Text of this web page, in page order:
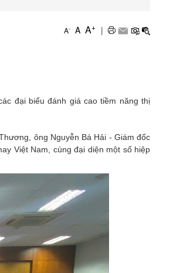
A- A A+ |
đại biểu đánh giá cao tiềm năng thị
ông Nguyễn Bá Hải - Giám đốc
Việt Nam, cùng đại diện một số hiệp